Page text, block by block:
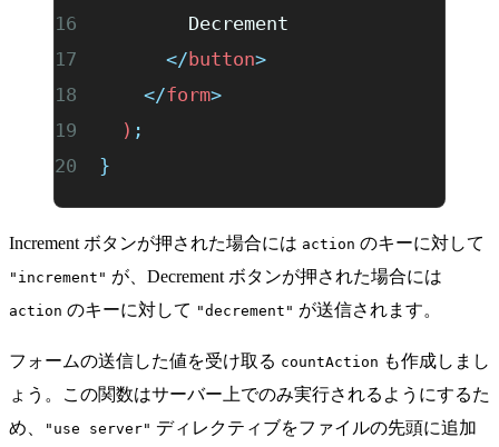
        Decrement
      </
button>
    </
form>
  )
;
}
Increment ボタンが押された場合には action のキーに対して
"increment" が、Decrement ボタンが押された場合には
action のキーに対して "decrement" が送信されます。
フォームの送信した値を受け取る countAction も作成しまし
ょう。この関数はサーバー上でのみ実行されるようにするた
め、
"use server" ディレクティブをファイルの先頭に追加